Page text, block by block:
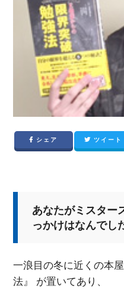
シェア ツイート
あなたがミスター
っかけはなんでし
一浪目の冬に近くの本
法』 が置いてあり、